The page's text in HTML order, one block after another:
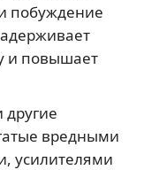
побуждение
и повышает
вредными
усилителями